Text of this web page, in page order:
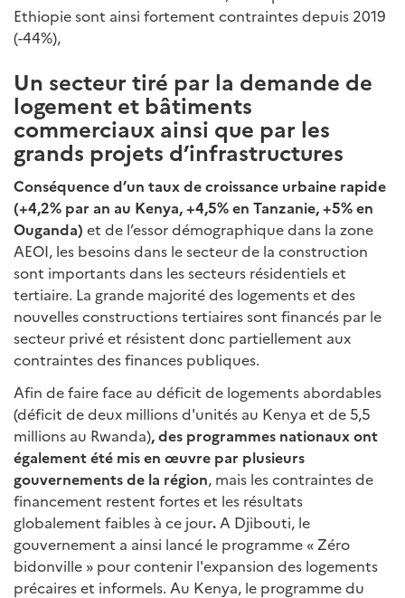
Ethiopie sont ainsi fortement contraintes depuis 2019
(-44%),
Un secteur tiré par la demande de
logement et bâtiments
commerciaux ainsi que par les
grands projets d’infrastructures
Conséquence d’un taux de croissance urbaine rapide
(+4,2% par an au Kenya, +4,5% en Tanzanie, +5% en
Ouganda) et de l’essor démographique dans la zone
AEOI, les besoins dans le secteur de la construction
sont importants dans les secteurs résidentiels et
tertiaire. La grande majorité des logements et des
nouvelles constructions tertiaires sont financés par le
secteur privé et résistent donc partiellement aux
contraintes des finances publiques.
Afin de faire face au déficit de logements abordables
(déficit de deux millions d'unités au Kenya et de 5,5
millions au Rwanda), des programmes nationaux ont
également été mis en œuvre par plusieurs
gouvernements de la région, mais les contraintes de
financement restent fortes et les résultats
globalement faibles à ce jour. A Djibouti, le
gouvernement a ainsi lancé le programme « Zéro
bidonville » pour contenir l'expansion des logements
précaires et informels. Au Kenya, le programme du